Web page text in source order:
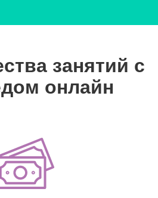
занятий с
онлайн